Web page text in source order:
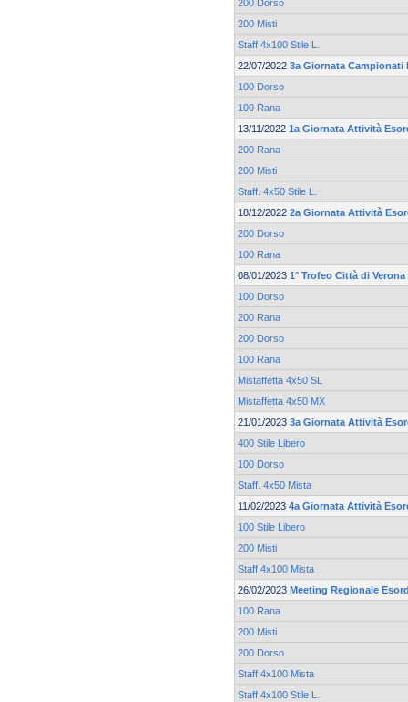
200 Dorso
200 Misti
Staff 4x100 Stile L.
22/07/2022 3a Giornata
100 Dorso
100 Rana
13/11/2022 1a Giornata Attività
200 Rana
200 Misti
Staff. 4x50 Stile L.
18/12/2022 2a Giornata Attività
200 Dorso
100 Rana
08/01/2023 1° Trofeo Città di Verona
100 Dorso
200 Rana
200 Dorso
100 Rana
Mistaffetta 4x50 SL
Mistaffetta 4x50 MX
21/01/2023 3a Giornata Attività
400 Stile Libero
100 Dorso
Staff. 4x50 Mista
11/02/2023 4a Giornata Attività
100 Stile Libero
200 Misti
Staff 4x100 Mista
26/02/2023 Meeting Regionale
100 Rana
200 Misti
200 Dorso
Staff 4x100 Mista
Staff 4x100 Stile L.